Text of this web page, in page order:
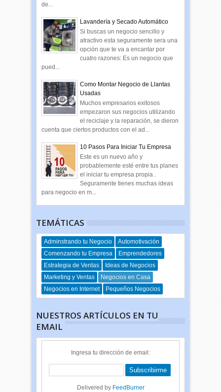
de...
Lavandería y Secado Automático
Si buscas un negocio sencillo y
atractivo esta seguramente sera una
opción que te va a encantar por
cuatro razones: Es un negocio que
pued...
Como Montar Negocio de Llantas
Usadas
Muchos empresarios exitosos
empezaron sus negocios utilizando
el reciclaje y la reparación, se dieron
cuenta que ciertos productos con el ad...
10 Pasos Para Iniciar Tu Empresa
Este es un nuevo año y
probablemente esté entre tus planes
el iniciar tu empresa propia .
Seguramente tienes muchas ideas
para negocio en m...
TEMÁTICAS
Adminstrando tu Negocio
Automotivación
Comenzando tu Empresa
Emprendedores
Estrategia de Ventas
Ideas de Negocios
Marketing y Ventas
Negocios en Casa
Negocios en Internet
Pequeños Negocios
NUESTROS ARTÍCULOS EN TU
EMAIL
Ingresa tu dirección de email:
Delivered by FeedBurner